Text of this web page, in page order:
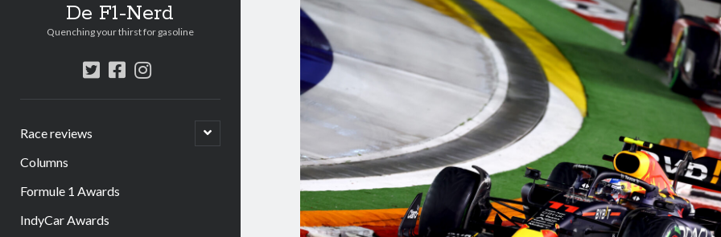
De F1-Nerd
Quenching your thirst for gasoline
twitterfacebook
instagram
Race reviews
open
submenu
Columns
Formule 1 Awards
IndyCar Awards